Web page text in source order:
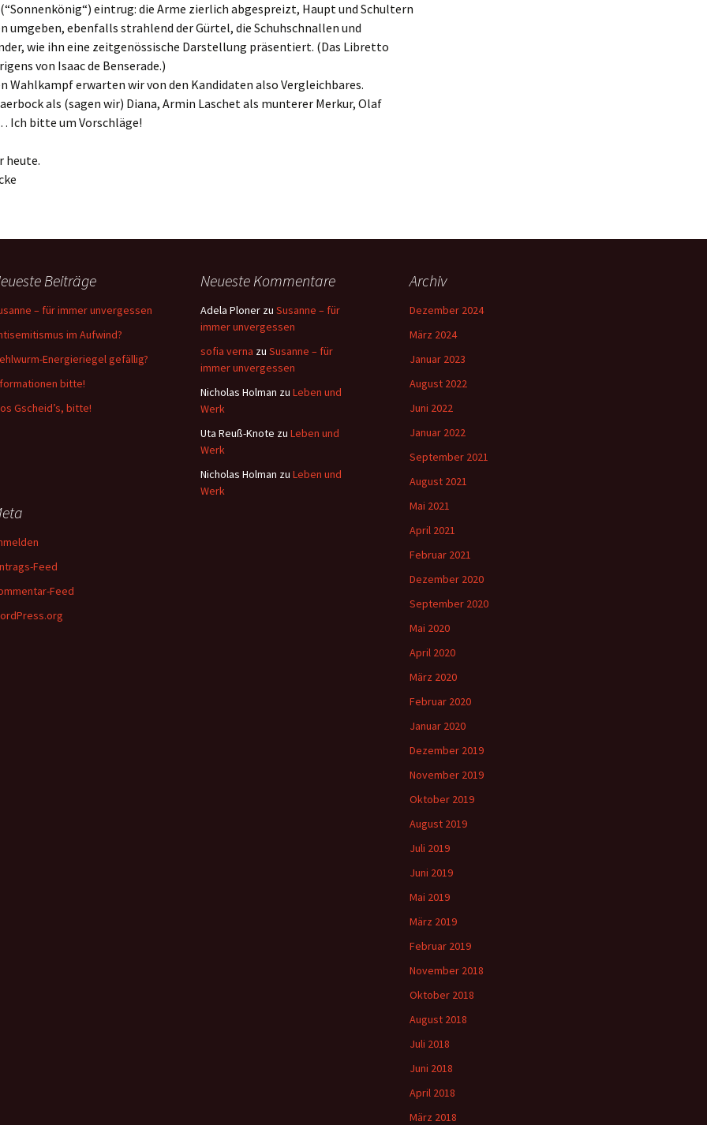
eintrug: die Arme zierlich abgespreizt, Haupt und Schultern
umgeben, ebenfalls strahlend der Gürtel, die Schuhschnallen und
wie ihn eine zeitgenössische Darstellung präsentiert. (Das Libretto
von Isaac de Benserade.)
Wahlkampf erwarten wir von den Kandidaten also Vergleichbares.
als (sagen wir) Diana, Armin Laschet als munterer Merkur, Olaf
Ich bitte um Vorschläge!
heute.
Beiträge
– für immer unvergessen
im Aufwind?
Energieriegel gefällig?
bitte!
Gscheid’s, bitte!
Neueste Kommentare
Adela Ploner zu Susanne – für
immer unvergessen
sofia verna zu Susanne – für
immer unvergessen
Nicholas Holman zu Leben und
Werk
Uta Reuß-Knote zu Leben und
Werk
Nicholas Holman zu Leben und
Werk
Archiv
Dezember 2024
März 2024
Januar 2023
August 2022
Juni 2022
Januar 2022
September 2021
August 2021
Mai 2021
April 2021
Februar 2021
Dezember 2020
September 2020
Mai 2020
April 2020
März 2020
Februar 2020
Januar 2020
Dezember 2019
November 2019
Oktober 2019
August 2019
Juli 2019
Juni 2019
Mai 2019
März 2019
Februar 2019
November 2018
Oktober 2018
August 2018
Juli 2018
Juni 2018
April 2018
März 2018
Feed
Feed